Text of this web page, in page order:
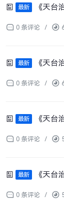
最新 《天台
0 条评论 /
最新 《天台
0 条评论 /
最新 《天台
0 条评论 /
最新 《天台
0 条评论 /